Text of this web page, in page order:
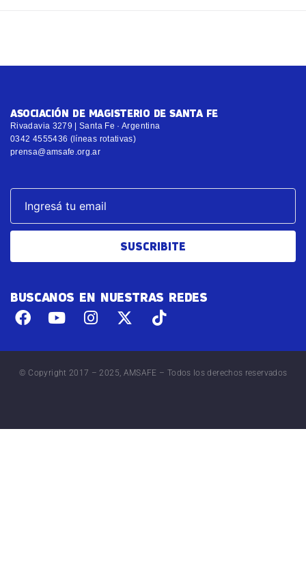
ASOCIACIÓN DE MAGISTERIO DE SANTA FE
Rivadavia 3279 | Santa Fe · Argentina
0342 4555436 (líneas rotativas)
prensa@amsafe.org.ar
SUSCRIBITE
BUSCANOS EN NUESTRAS REDES
© Copyright 2017 – 2025, AMSAFE – Todos los derechos reservados